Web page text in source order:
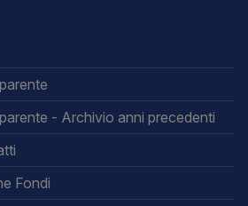
- Archivio anni precedenti
Fondi